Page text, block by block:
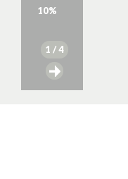
10%
1 / 4